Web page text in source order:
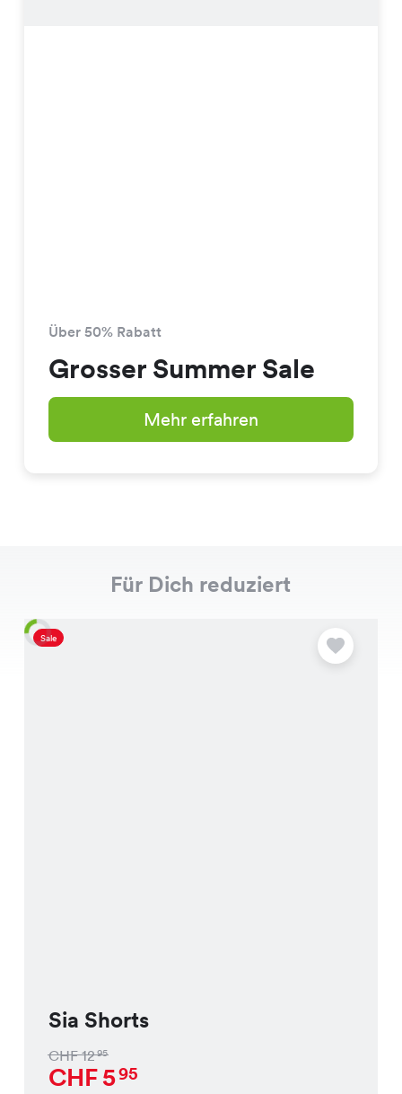
Über 50% Rabatt
Grosser Summer Sale
Mehr erfahren
Für Dich reduziert
Sale
Sia Shorts
CHF1295
CHF595